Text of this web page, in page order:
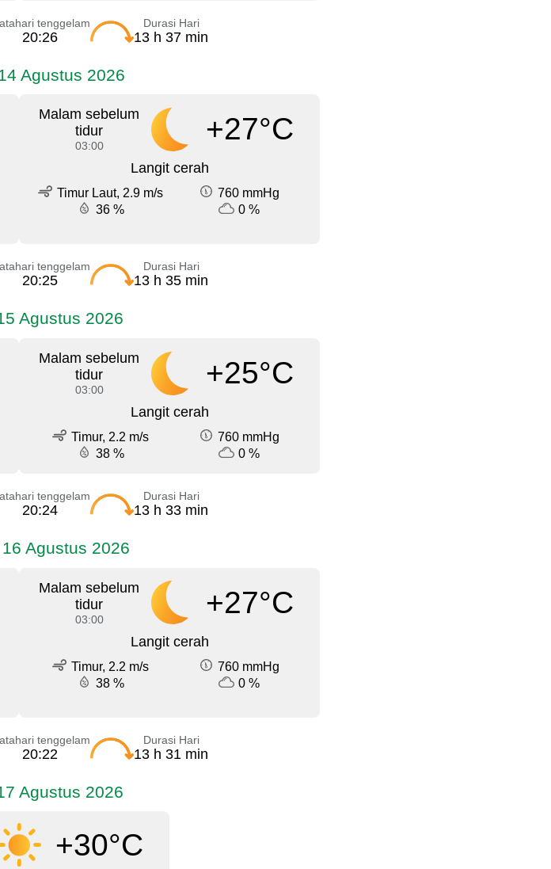
tenggelam
20:26
Durasi Hari
13 h 37 min
Agustus 2026
Malam sebelum
tidur
03:00 +27°C
Langit cerah
Timur Laut, 2.9 m/s
760 mmHg
36 %
0 %
tenggelam
20:25
Durasi Hari
13 h 35 min
Agustus 2026
Malam sebelum
tidur
03:00 +25°C
Langit cerah
Timur, 2.2 m/s
760 mmHg
38 %
0 %
tenggelam
20:24
Durasi Hari
13 h 33 min
Agustus 2026
Malam sebelum
tidur
03:00 +27°C
Langit cerah
Timur, 2.2 m/s
760 mmHg
38 %
0 %
tenggelam
20:22
Durasi Hari
13 h 31 min
Agustus 2026
+30°C